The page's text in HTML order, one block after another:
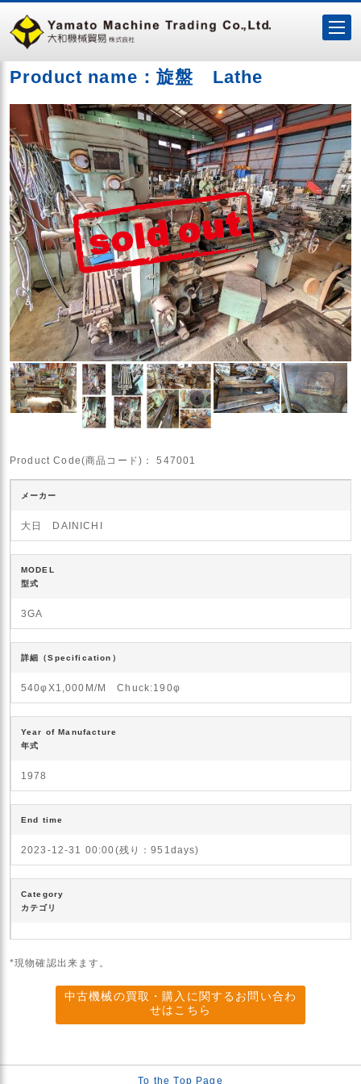
Product name：旋盤 Lathe
Product Code(商品コード)： 547001
メーカー
大日 DAINICHI
MODEL
型式
3GA
詳細（Specification）
540φX1,000M/M Chuck:190φ
Year of Manufacture
年式
1978
End time
2023-12-31 00:00(残り：951days)
Category
カテゴリ
*現物確認出来ます。
中古機械の買取・購入に関するお問い合わ
せはこちら
To the Top Page